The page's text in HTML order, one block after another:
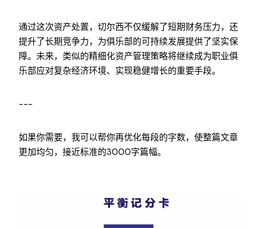
通过这次资产处置，切尔西不仅缓解了短期财务压力，还
提升了长期竞争力，为俱乐部的可持续发展提供了坚实保
障。未来，类似的精细化资产管理策略将继续成为职业俱
乐部应对复杂经济环境、实现稳健增长的重要手段。
---
如果你需要，我可以帮你再优化每段的字数，使整篇文章
更加均匀，接近标准的3000字篇幅。